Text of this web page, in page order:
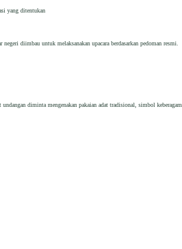
yang ditentukan
diimbau untuk melaksanakan upacara berdasarkan pedoman resmi.
diminta mengenakan pakaian adat tradisional, simbol